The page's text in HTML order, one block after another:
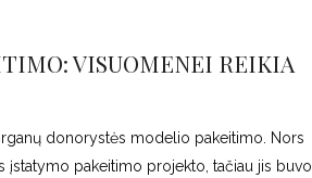
VISUOMENEI REIKIA
donorystės modelio pakeitimo. Nors
įstatymo pakeitimo projekto, tačiau jis buvo